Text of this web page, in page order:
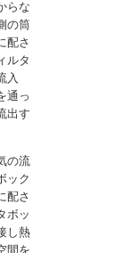
らな
の筒
配さ
ルタ
入
通っ
出す
の流
ック
配さ
ボッ
し熱
間を